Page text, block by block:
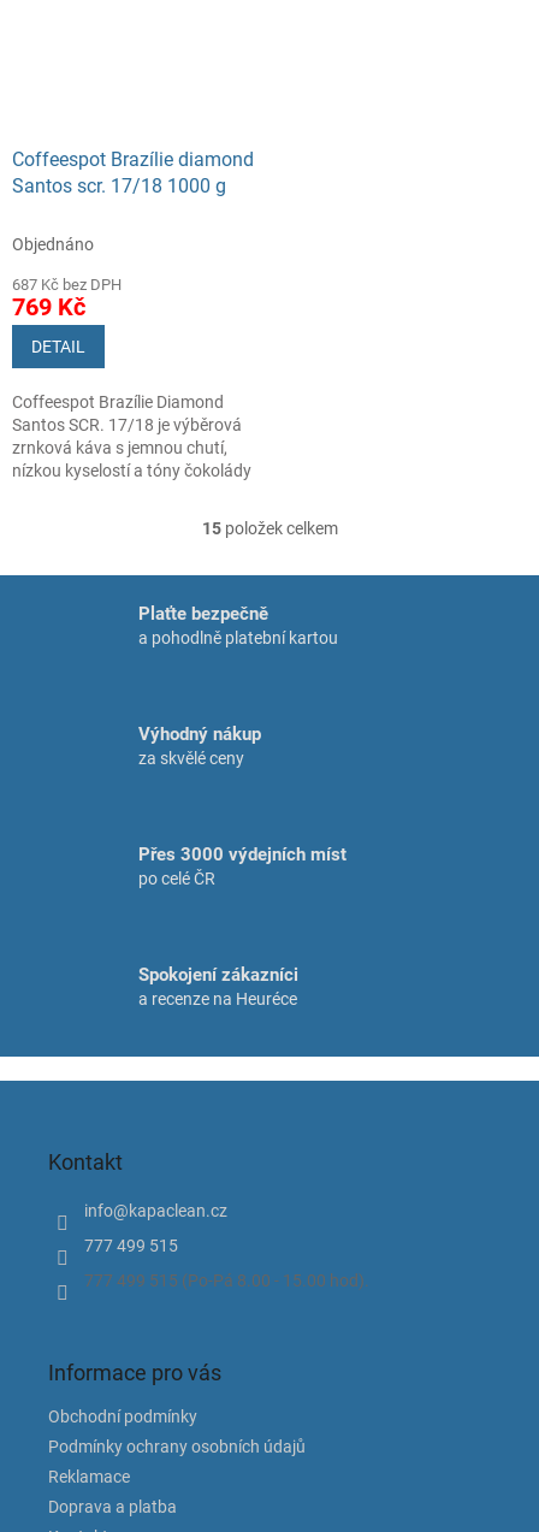
Coffeespot Brazílie diamond
Santos scr. 17/18 1000 g
Objednáno
687 Kč bez DPH
769 Kč
DETAIL
Coffeespot Brazílie Diamond
Santos SCR. 17/18 je výběrová
zrnková káva s jemnou chutí,
nízkou kyselostí a tóny čokolády
O
l
á
d
a
ý
15položek celkem
Plaťte bezpečně
a pohodlně platební kartou
Výhodný nákup
za skvělé ceny
Přes 3000 výdejních míst
po celé ČR
Spokojení zákazníci
a recenze na Heuréce
Kontakt
info@kapaclean.cz
777 499 515
777 499 515 (Po-Pá 8.00 - 15.00 hod).
Informace pro vás
Obchodní podmínky
Podmínky ochrany osobních údajů
Reklamace
Doprava a platba